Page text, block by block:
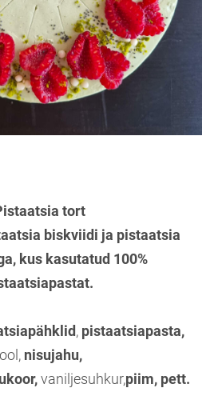
tort
biskviidi ja pistaatsia
kus kasutatud 100%
, pistaatsiapasta,
nisujahu,
vaniljesuhkur,piim, pett.